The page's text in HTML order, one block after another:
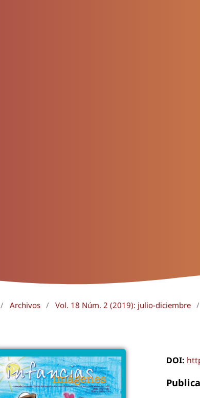
/ Archivos / Vol. 18 Núm. 2 (2019): julio-diciembre /
DOI: